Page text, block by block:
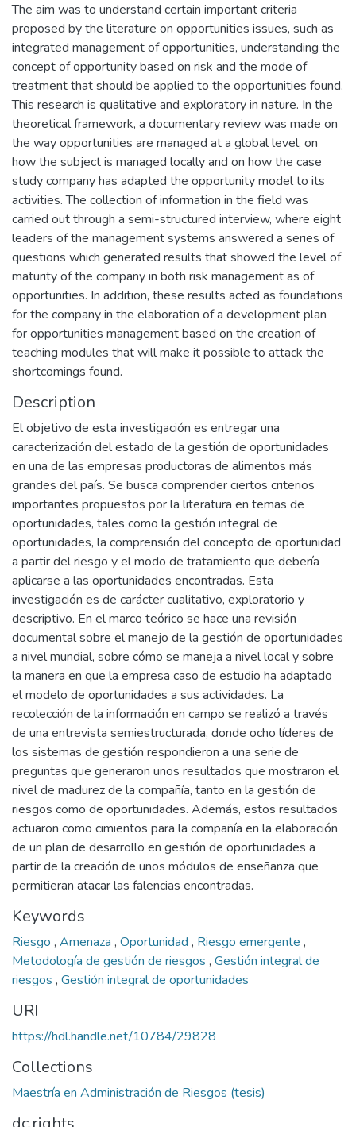
The aim was to understand certain important criteria
proposed by the literature on opportunities issues, such as
integrated management of opportunities, understanding the
concept of opportunity based on risk and the mode of
treatment that should be applied to the opportunities found.
This research is qualitative and exploratory in nature. In the
theoretical framework, a documentary review was made on
the way opportunities are managed at a global level, on
how the subject is managed locally and on how the case
study company has adapted the opportunity model to its
activities. The collection of information in the field was
carried out through a semi-structured interview, where eight
leaders of the management systems answered a series of
questions which generated results that showed the level of
maturity of the company in both risk management as of
opportunities. In addition, these results acted as foundations
for the company in the elaboration of a development plan
for opportunities management based on the creation of
teaching modules that will make it possible to attack the
shortcomings found.
Description
El objetivo de esta investigación es entregar una
caracterización del estado de la gestión de oportunidades
en una de las empresas productoras de alimentos más
grandes del país. Se busca comprender ciertos criterios
importantes propuestos por la literatura en temas de
oportunidades, tales como la gestión integral de
oportunidades, la comprensión del concepto de oportunidad
a partir del riesgo y el modo de tratamiento que debería
aplicarse a las oportunidades encontradas. Esta
investigación es de carácter cualitativo, exploratorio y
descriptivo. En el marco teórico se hace una revisión
documental sobre el manejo de la gestión de oportunidades
a nivel mundial, sobre cómo se maneja a nivel local y sobre
la manera en que la empresa caso de estudio ha adaptado
el modelo de oportunidades a sus actividades. La
recolección de la información en campo se realizó a través
de una entrevista semiestructurada, donde ocho líderes de
los sistemas de gestión respondieron a una serie de
preguntas que generaron unos resultados que mostraron el
nivel de madurez de la compañía, tanto en la gestión de
riesgos como de oportunidades. Además, estos resultados
actuaron como cimientos para la compañía en la elaboración
de un plan de desarrollo en gestión de oportunidades a
partir de la creación de unos módulos de enseñanza que
permitieran atacar las falencias encontradas.
Keywords
Riesgo , Amenaza , Oportunidad , Riesgo emergente ,
Metodología de gestión de riesgos , Gestión integral de
riesgos , Gestión integral de oportunidades
URI
https://hdl.handle.net/10784/29828
Collections
Maestría en Administración de Riesgos (tesis)